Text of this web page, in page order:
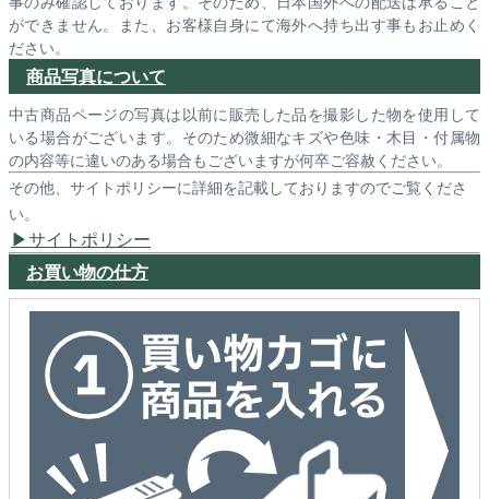
ができません。また、お客様自身にて海外へ持ち出す事もお止めく
ださい。
商品写真について
中古商品ページの写真は以前に販売した品を撮影した物を使用して
いる場合がございます。そのため微細なキズや色味・木目・付属物
の内容等に違いのある場合もございますが何卒ご容赦ください。
その他、サイトポリシーに詳細を記載しておりますのでご覧くださ
い。
サイトポリシー
お買い物の仕方